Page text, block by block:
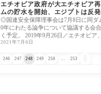
エチオピア政府が大エチオピア
ムの貯水を開始、エジプトは反発
◎国連安全保障理事会は7月8日に同ダ
0年にわたる論争について協議する会
く予定。 2019年9月26日／エチオピア
シャン
2021年7月6日
246 247 248 249 250 … 253